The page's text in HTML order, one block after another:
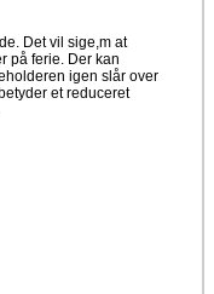
Det vil sige,m at
på ferie. Der kan
igen slår over
et reduceret